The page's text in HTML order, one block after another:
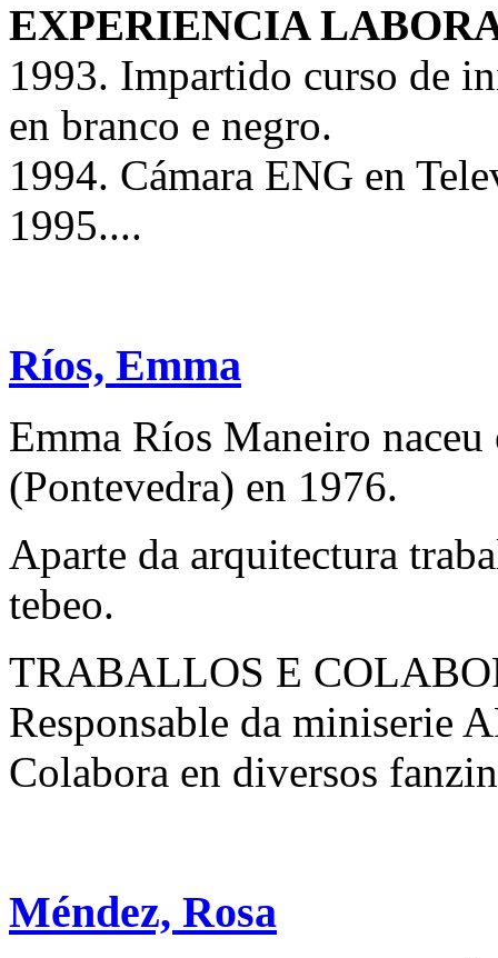
EXPERIENCIA
1993. Impartido curso de
en branco e negro.
1994. Cámara ENG en
1995....
Ríos, Emma
Emma Ríos Maneiro
(Pontevedra) en 1976.
Aparte da arquitectura
tebeo.
TRABALLOS E
Responsable da miniserie
Colabora en diversos
Méndez, Rosa